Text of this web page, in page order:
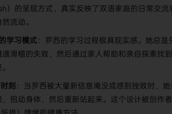
）的呈现方式，真实反映了双语家庭的日常交
流动。
学习模式 ：罗西的学习过程极具现实感。她总
滑稽的失败，然后通过家人帮助和亲自探索找
刻 ：当罗西被大量新信息淹没或感到挫败时，
扭动身体，然后重新站起来。这个设计被创作